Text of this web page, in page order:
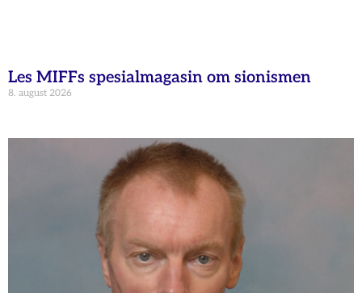
Les MIFFs spesialmagasin om sionismen
8. august 2026